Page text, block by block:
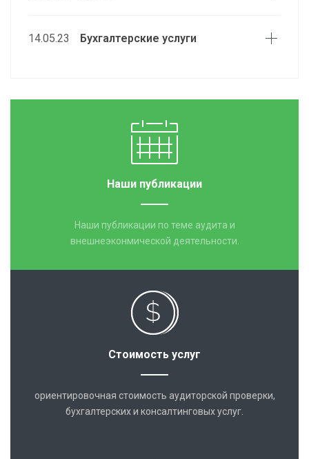
14.05.23 Бухгалтерские услуги
Наши публикации
Наши публикации по теме аудита и
внешнеэконмической деятельности.
Стоимость услуг
ориентировочная стоимость аудиторской проверки,
бухгалтерских и консалтинговых услуг.